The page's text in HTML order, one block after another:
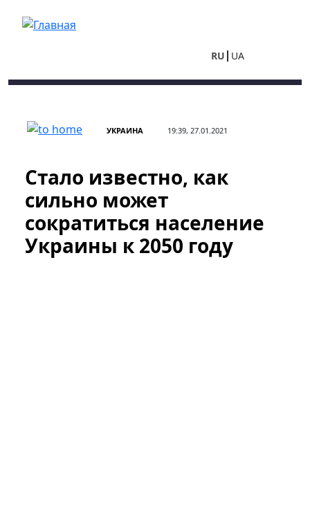
RU UA
УКРАИНА 19:39, 27.01.2021
Стало известно, как
сильно может
сократиться население
Украины к 2050 году